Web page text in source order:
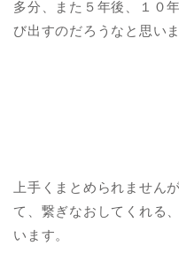
多分、また５年後、１０
び出すのだろうなと思いま
上手くまとめられません
て、繋ぎなおしてくれる
います。